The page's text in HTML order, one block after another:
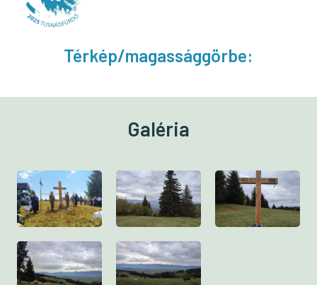
Térkép/magassággörbe:
Galéria